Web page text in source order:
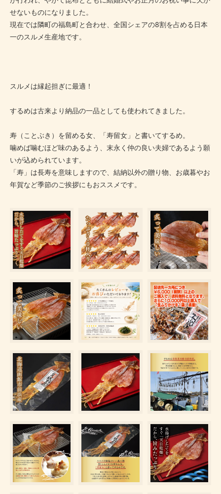
せないものになりました。
現在では隣町の福島町と合わせ、全国シェアの8割を占める日本
一のスルメ生産地です。
スルメは縁起担ぎに最適！
するめは古来より納品の一品としても使われてきました。
寿（ことぶき）を留める女、「寿留女」と書いてするめ。
噛めば噛むほど味のあるよう、末永く仲の良い夫婦であるよう願
いが込められています。
「寿」は長寿を意味しますので、結納以外の贈り物、お歳暮やお
年賀など季節のご挨拶にもおススメです。